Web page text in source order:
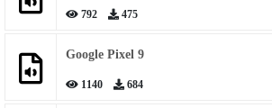
792 475
Google Pixel 9
1140 684